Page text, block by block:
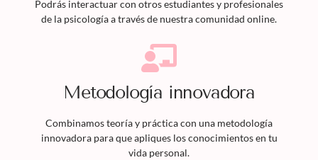
Podrás interactuar con otros estudiantes y profesionales
de la psicología a través de nuestra comunidad online.
Metodología innovadora
Combinamos teoría y práctica con una metodología
innovadora para que apliques los conocimientos en tu
vida personal.